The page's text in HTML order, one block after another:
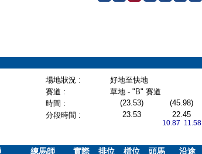
場地狀況 :
好地至快地
賽道 :
草地 - "B" 賽道
時間 : (23.53) (45.98)
分段時間 :
23.53 22.45
10.87 11.58
練馬師
實際
排位
檔位
頭馬
沿途